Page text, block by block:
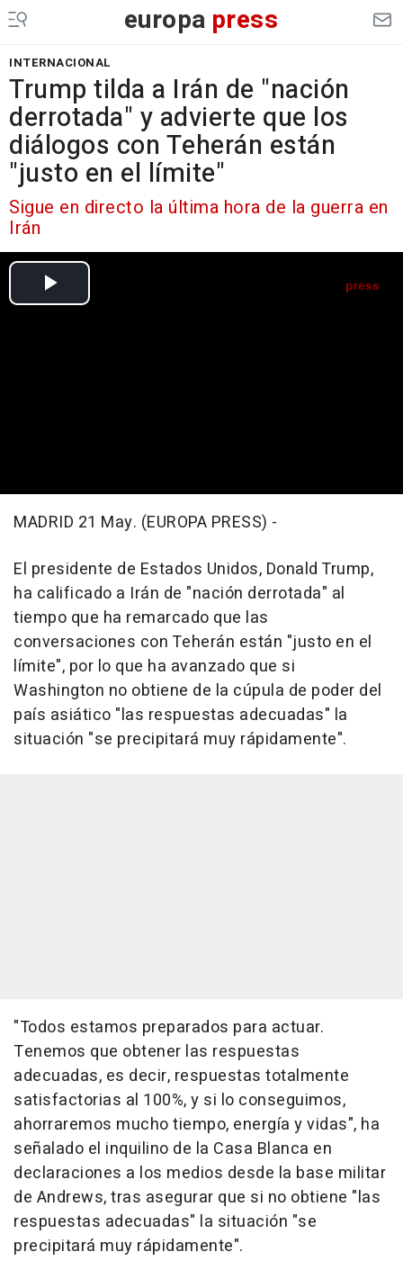
europa press
INTERNACIONAL
Trump tilda a Irán de "nación
derrotada" y advierte que los
diálogos con Teherán están
"justo en el límite"
Sigue en directo la última hora de la guerra en
Irán
MADRID 21 May. (EUROPA PRESS) -
El presidente de Estados Unidos, Donald Trump,
ha calificado a Irán de "nación derrotada" al
tiempo que ha remarcado que las
conversaciones con Teherán están "justo en el
límite", por lo que ha avanzado que si
Washington no obtiene de la cúpula de poder del
país asiático "las respuestas adecuadas" la
situación "se precipitará muy rápidamente".
"Todos estamos preparados para actuar.
Tenemos que obtener las respuestas
adecuadas, es decir, respuestas totalmente
satisfactorias al 100%, y si lo conseguimos,
ahorraremos mucho tiempo, energía y vidas", ha
señalado el inquilino de la Casa Blanca en
declaraciones a los medios desde la base militar
de Andrews, tras asegurar que si no obtiene "las
respuestas adecuadas" la situación "se
precipitará muy rápidamente".